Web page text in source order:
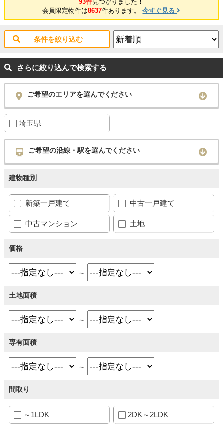
93件見つかりました！
会員限定物件は8637件あります。今すぐ見る
条件を絞り込む
さらに絞り込んで検索する
ご希望のエリアを選んでください
埼玉県
ご希望の沿線・駅を選んでください
建物種別
新築一戸建て 中古一戸建て
中古マンション 土地
価格
～
土地面積
～
専有面積
～
間取り
～1LDK 2DK～2LDK